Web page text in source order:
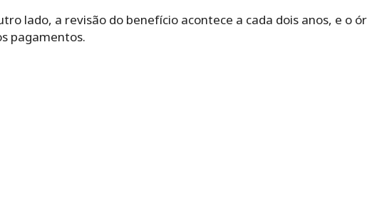
lado, a revisão do benefício acontece a cada dois anos, e o
pagamentos.